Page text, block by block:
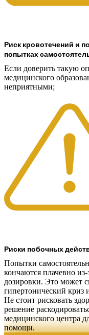
Риск кровотечений и
попытках
Если доверить такую
медицинского
неприятными;
Риски побочных
Попытки
кончаются плачевно
дозировки. Это может
гипертонический криз
Не стоит рисковать
решение
медицинского центра
помощи.